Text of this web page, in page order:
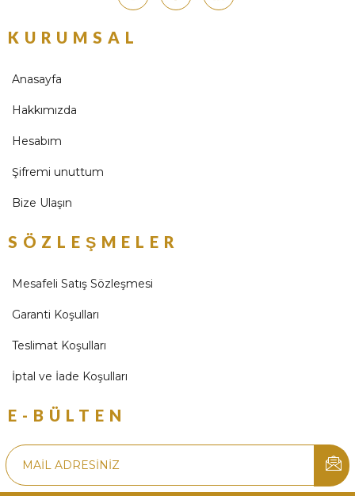
KURUMSAL
Anasayfa
Hakkımızda
Hesabım
Şifremi unuttum
Bize Ulaşın
SÖZLEŞMELER
Mesafeli Satış Sözleşmesi
Garanti Koşulları
Teslimat Koşulları
İptal ve İade Koşulları
E-BÜLTEN